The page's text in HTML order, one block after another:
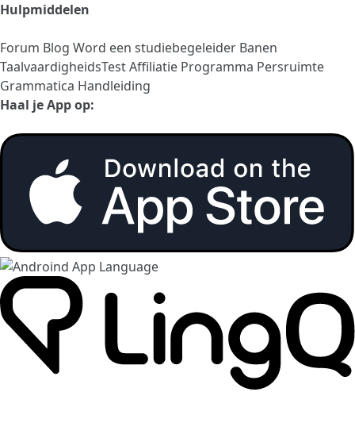
Hulpmiddelen
Forum Blog Word een studiebegeleider Banen
TaalvaardigheidsTestAffiliatie Programma Persruimte
Grammatica Handleiding
Haal je App op: